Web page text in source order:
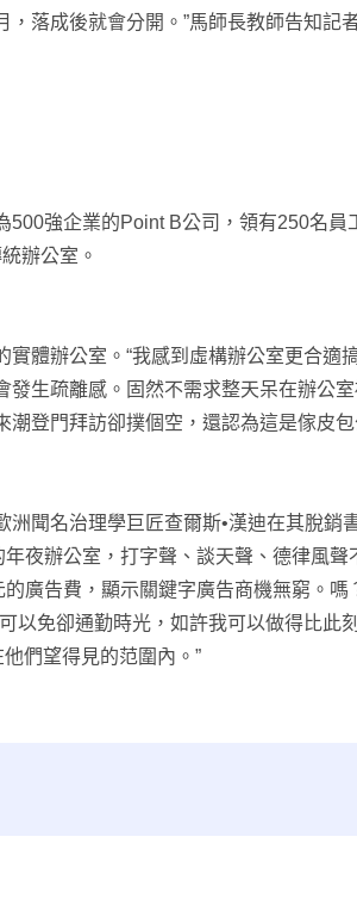
落成後就會分開。”馬師長教師告知記
企業的Point B公司，領有250名員
辦公室。
公室。“我感到虛構辦公室更合適搞
生疏離感。固然不需求整天呆在辦公
登門拜訪卻撲個空，還認為這是傢皮包
治理學巨匠查爾斯•漢迪在其脫銷書
夜辦公室，打字聲、談天聲、德律風
廣告費，顯示關鍵字廣告商機無窮。
免卻通勤時光，如許我可以做得比此
們望得見的范圍內。”